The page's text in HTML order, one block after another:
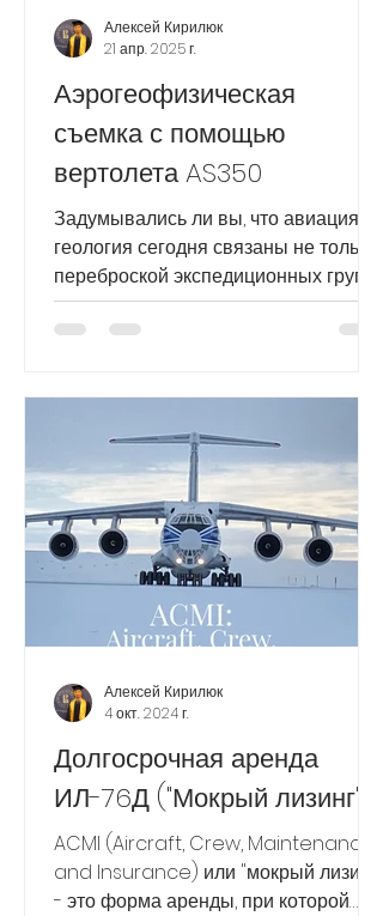
Аэрогеофизическая
съемка с помощью
вертолета AS350
Задумывались ли вы, что авиация и
геология сегодня связаны не только
переброской экспедиционных групп
в зоны, где потенциально могут...
Алексей Кирилюк
21 апр. 2025 г.
Долгосрочная аренда
ИЛ-76Д ("Мокрый лизинг")
ACMI (Aircraft, Crew, Maintenance,
and Insurance) или "мокрый лизинг"
- это форма аренды, при которой
Алексей Кирилюк
4 окт. 2024 г.